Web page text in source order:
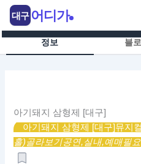
츠
정보 블
아기돼지 삼형제 [대구]
아기돼지 삼형제 [대구]뮤지컬
홀)골라보기공연,실내,예매필요
대구 어디가